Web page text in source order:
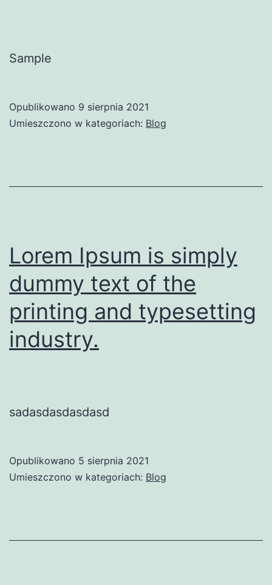
Sample
Opublikowano 9 sierpnia 2021
Umieszczono w kategoriach: Blog
Lorem Ipsum is simply
dummy text of the
printing and typesetting
industry.
sadasdasdasdasd
Opublikowano 5 sierpnia 2021
Umieszczono w kategoriach: Blog